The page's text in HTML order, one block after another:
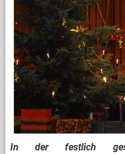
In der festlich